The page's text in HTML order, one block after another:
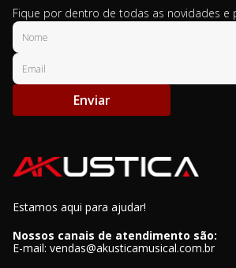
Fique por dentro de todas as novidades e
Enviar
Estamos aqui para ajudar!
Nossos canais de atendimento são:
E-mail: vendas@akusticamusical.com.br